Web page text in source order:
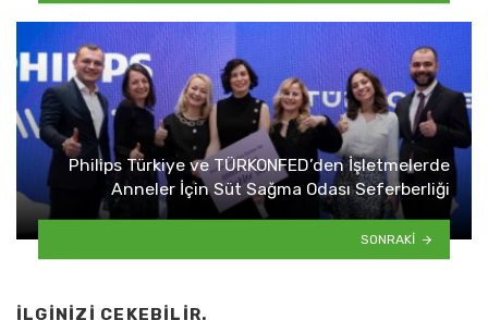
Philips Türkiye ve TÜRKONFED’den İşletmelerde
Anneler İçin Süt Sağma Odası Seferberliği
SONRAKI
İLGINIZI ÇEKEBILIR.